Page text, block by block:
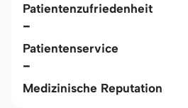
Patientenzufriedenheit
-
Patientenservice
-
Medizinische Reputation